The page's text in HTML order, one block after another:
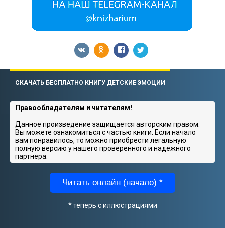
СКАЧАТЬ БЕСПЛАТНО КНИГУ ДЕТСКИЕ ЭМОЦИИ
Правообладателям и читателям!
Данное произведение защищается авторским правом.
Вы можете ознакомиться с частью книги. Если начало
вам понравилось, то можно приобрести легальную
полную версию у нашего проверенного и надежного
партнера.
Читать онлайн (начало) *
* теперь с иллюстрациями